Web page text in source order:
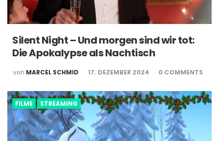
Silent Night – Und morgen sind wir tot:
Die Apokalypse als Nachtisch
POSTED
BY
von MARCEL SCHMID 17. DEZEMBER 2024 0 COMMENTS
FILME STREAMING